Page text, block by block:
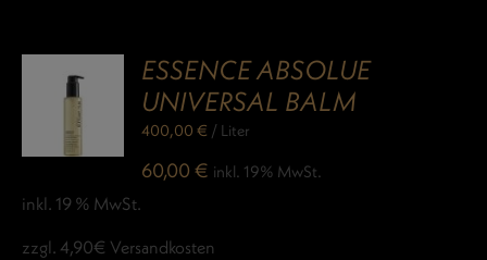
ESSENCE ABSOLUE
UNIVERSAL BALM
400,00€ / Liter
60,00€ inkl. 19% MwSt.
inkl. 19 % MwSt.
zzgl. 4,90€ Versandkosten